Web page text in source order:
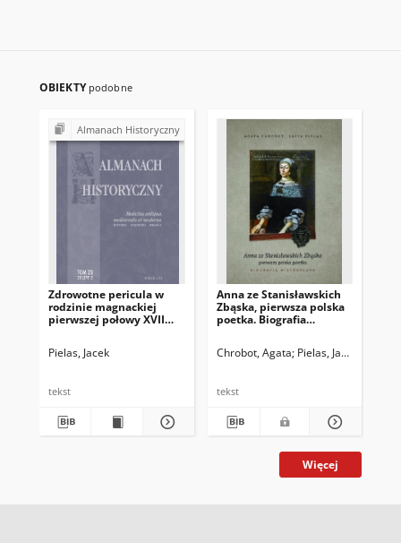
OBIEKTY podobne
Almanach Historyczny
Zdrowotne pericula w
rodzinie magnackiej
pierwszej połowy XVII
Tęczyńskiego (1575–
Elżbiety z Radziwiłłów
Pielas, Jacek
tekst
Anna ze Stanisławskich
Zbąska, pierwsza polska
poetka. Biografia
Chrobot, Agata Pielas, Jacek
tekst
Więcej